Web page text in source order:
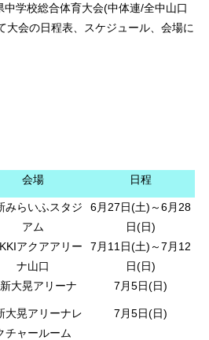
学校総合体育大会(中体連/全中山口
大会の日程表、スケジュール、会場に
会場 日程
みらいふスタジ
アム
6月27日(土)～6月28
日(日)
アクアアリー
ナ山口
7月11日(土)～7月12
日(日)
大晃アリーナ 7月5日(日)
大晃アリーナレ
チャールーム
7月5日(日)